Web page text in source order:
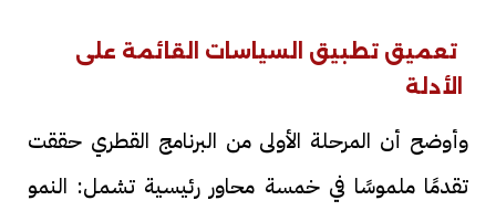
تعميق تطبيق السياسات القائمة على
الأدلة
وأوضح أن المرحلة الأولى من البرنامج القطري حققت
تقدمًا ملموسًا في خمسة محاور رئيسية تشمل: النمو